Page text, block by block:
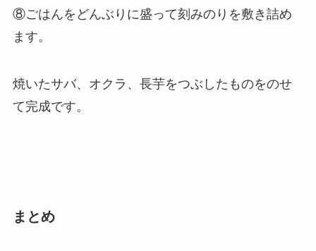
⑧ごはんをどんぶりに盛って刻みのりを敷き詰め
ます。
焼いたサバ、オクラ、長芋をつぶしたものをのせ
て完成です。
まとめ